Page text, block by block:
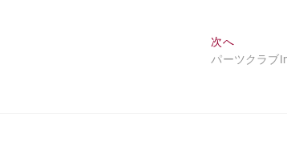
次へ次
の
パーツクラブ